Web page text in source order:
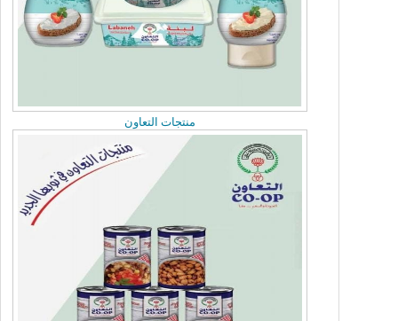
Sunday, June 21, 2026
تاجيل الجمعية العمومية
Sunday, June 14, 2026
«التعاونيات»: بدء تسجيل وتدريب الطلبة
الكويتيين خلال الصيف بالتعاون مع «القوى
العاملة»
منتجات التعاون